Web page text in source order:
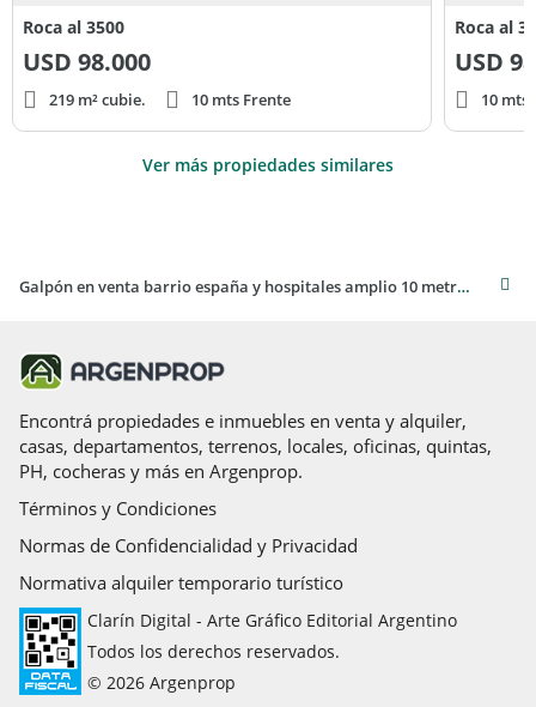
Roca al 3500
USD 98.000
219 m² cubie. 10 mts Frente
Roca al
USD
10 mts
Ver más propiedades similares
Galpón en venta barrio españa y hospitales amplio 10 metros frente 22 metros fondo ideal inversión
Encontrá propiedades e inmuebles en venta y alquiler,
casas, departamentos, terrenos, locales, oficinas, quintas,
PH, cocheras y más en Argenprop.
Términos y Condiciones
Normas de Confidencialidad y Privacidad
Normativa alquiler temporario turístico
Clarín Digital - Arte Gráfico Editorial Argentino
Todos los derechos reservados.
© 2026 Argenprop